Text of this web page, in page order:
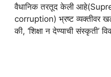
वैधानिक तरतूद केली
corruption) भ्रष्ट व्यक्तीवर
की, ‘शिक्षा न देण्याची संस्कृती’